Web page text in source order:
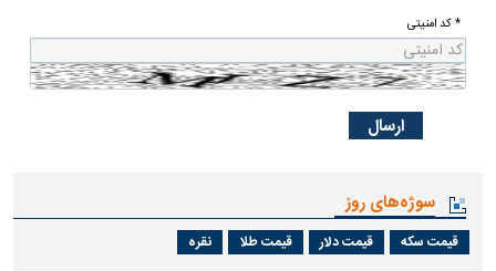
* کد امنیتی
سوژه‌های روز
قیمت سکه قیمت دلار قیمت طلا نقره